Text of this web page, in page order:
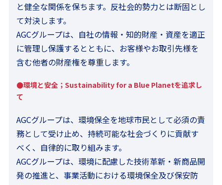
と健全な関係を保ちます。反社会的勢力とは断固とし
て対決します。
AGCグループは、自社の情報・知的財産・資産を適正
に管理し保護するとともに、お客様やお取引先様を
含む他者の財産権を尊重します。
●環境と安全；Sustainability for a Blue Planetを追求し
て
AGCグループは、環境保全を地球市民として必須の責
務として受け止め、持続可能な社会づくりに貢献す
べく、自律的に取り組みます。
AGCグループは、環境に配慮した技術革新・新商品開
発の推進と、事業活動における環境保全及び保安防